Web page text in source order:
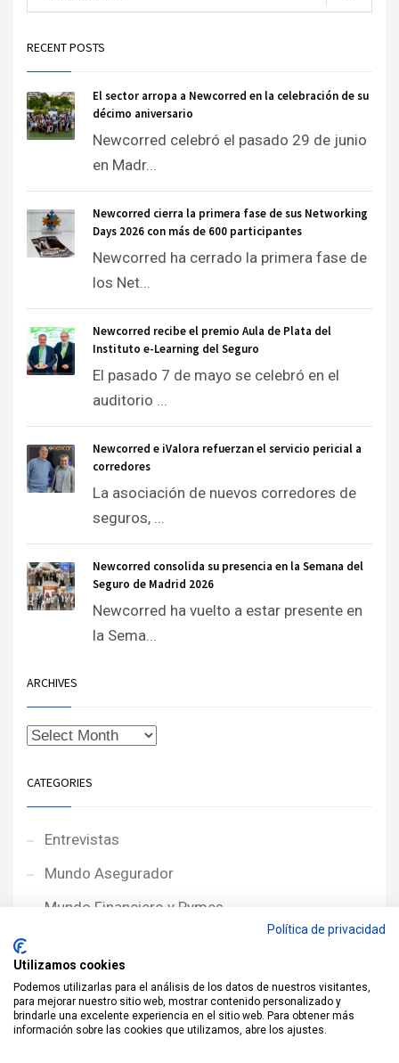
RECENT POSTS
El sector arropa a Newcorred en la celebración de su
décimo aniversario
Newcorred celebró el pasado 29 de junio
en Madr...
Newcorred cierra la primera fase de sus Networking
Days 2026 con más de 600 participantes
Newcorred ha cerrado la primera fase de
los Net...
Newcorred recibe el premio Aula de Plata del
Instituto e-Learning del Seguro
El pasado 7 de mayo se celebró en el
auditorio ...
Newcorred e iValora refuerzan el servicio pericial a
corredores
La asociación de nuevos corredores de
seguros, ...
Newcorred consolida su presencia en la Semana del
Seguro de Madrid 2026
Newcorred ha vuelto a estar presente en
la Sema...
ARCHIVES
CATEGORIES
Entrevistas
Mundo Asegurador
Mundo Financiero y Pymes
Noticias NewcorRED
Protagonistas
Política de privacidad
Utilizamos cookies
Podemos utilizarlas para el análisis de los datos de nuestros visitantes,
para mejorar nuestro sitio web, mostrar contenido personalizado y
brindarle una excelente experiencia en el sitio web. Para obtener más
información sobre las cookies que utilizamos, abre los ajustes.